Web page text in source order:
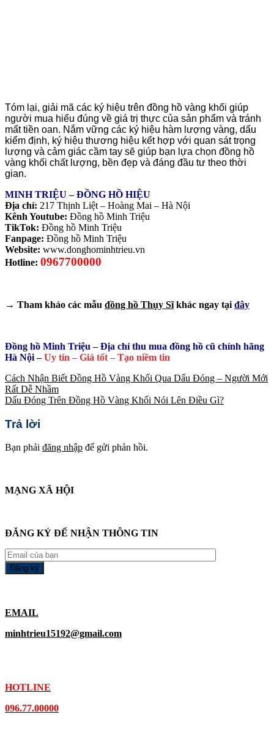
Tóm lại, giải mã các ký hiệu trên đồng hồ vàng khối giúp
người mua hiểu đúng về giá trị thực của sản phẩm và tránh
mất tiền oan. Nắm vững các ký hiệu hàm lượng vàng, dấu
kiểm định, ký hiệu thương hiệu kết hợp với quan sát trọng
lượng và cảm giác cầm tay sẽ giúp bạn lựa chọn đồng hồ
vàng khối chất lượng, bền đẹp và đáng đầu tư theo thời
gian.
MINH TRIỆU – ĐỒNG HỒ HIỆU
Địa chỉ: 217 Thịnh Liệt – Hoàng Mai – Hà Nội
Kênh Youtube: Đồng hồ Minh Triệu
TikTok: Đồng hồ Minh Triệu
Fanpage: Đồng hồ Minh Triệu
Website: www.donghominhtrieu.vn
Hotline: 0967700000
→ Tham khảo các mẫu đồng hồ Thụy Sĩkhác ngay tại đây
Đồng hồ Minh Triệu – Địa chỉ thu mua đồng hồ cũ chính hãng
Hà Nội–Uy tín – Giá tốt – Tạo niềm tin
Cách Nhận Biết Đồng Hồ Vàng Khối Qua Dấu Đóng – Người Mới
Rất Dễ Nhầm
Dấu Đóng Trên Đồng Hồ Vàng Khối Nói Lên Điều Gì?
Trả lời
Bạn phải đăng nhập để gửi phản hồi.
MẠNG XÃ HỘI
ĐĂNG KÝ ĐỂ NHẬN THÔNG TIN
EMAIL
minhtrieu15192@gmail.com
HOTLINE
096.77.00000